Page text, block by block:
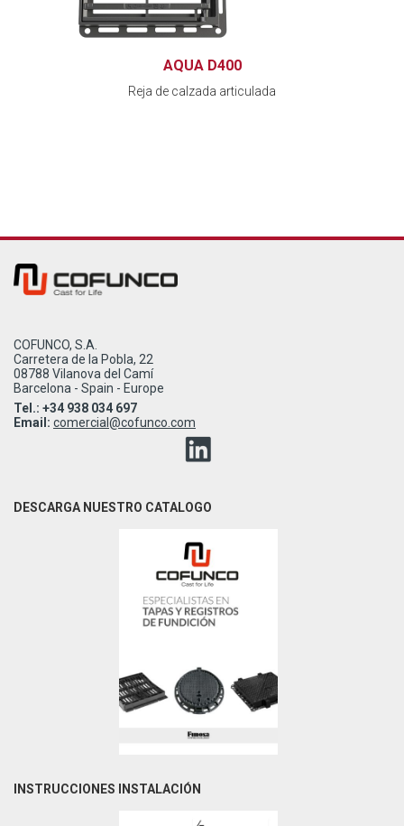
AQUA D400
Reja de calzada articulada
COFUNCO, S.A.
Carretera de la Pobla, 22
08788 Vilanova del Camí
Barcelona - Spain - Europe
Tel.: +34 938 034 697
Email: comercial@cofunco.com
DESCARGA NUESTRO CATALOGO
INSTRUCCIONES INSTALACIÓN